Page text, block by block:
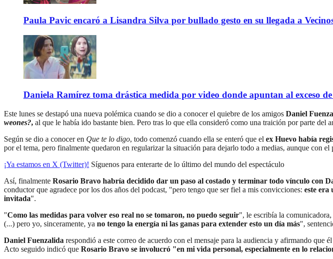
Paula Pavic encaró a Lisandra Silva por bullado gesto en su llegada a
Daniela Ramírez toma drástica medida por video donde apuntan al exceso
Este lunes se destapó una nueva polémica cuando se dio a conocer el quiebre de los amigos Daniel
weones?, al que le había ido bastante bien. Pero tras lo que ella consideró como una traición por parte del
Según se dio a conocer en Que te lo digo, todo comenzó cuando ella se enteró que el ex Huevo había
por el tema, pero finalmente quedaron en regularizar la situación para dejarlo todo a medias, aunque con el
¡Ya estamos en X (Twitter)! Síguenos para enterarte de lo último del mundo del espectáculo
Así, finalmente Rosario Bravo habría decidido dar un paso al costado y terminar todo vínculo con
conductor que agradece por los dos años del podcast, "pero tengo que ser fiel a mis convicciones: este era
invitada".
"Como las medidas para volver eso real no se tomaron, no puedo seguir", le escribía la
(...) pero yo, sinceramente, ya no tengo la energía ni las ganas para extender esto un día más",
Daniel Fuenzalida respondió a este correo de acuerdo con el mensaje para la audiencia y afirmando que
Acto seguido indicó que Rosario Bravo se involucró "en mi vida personal, especialmente en lo